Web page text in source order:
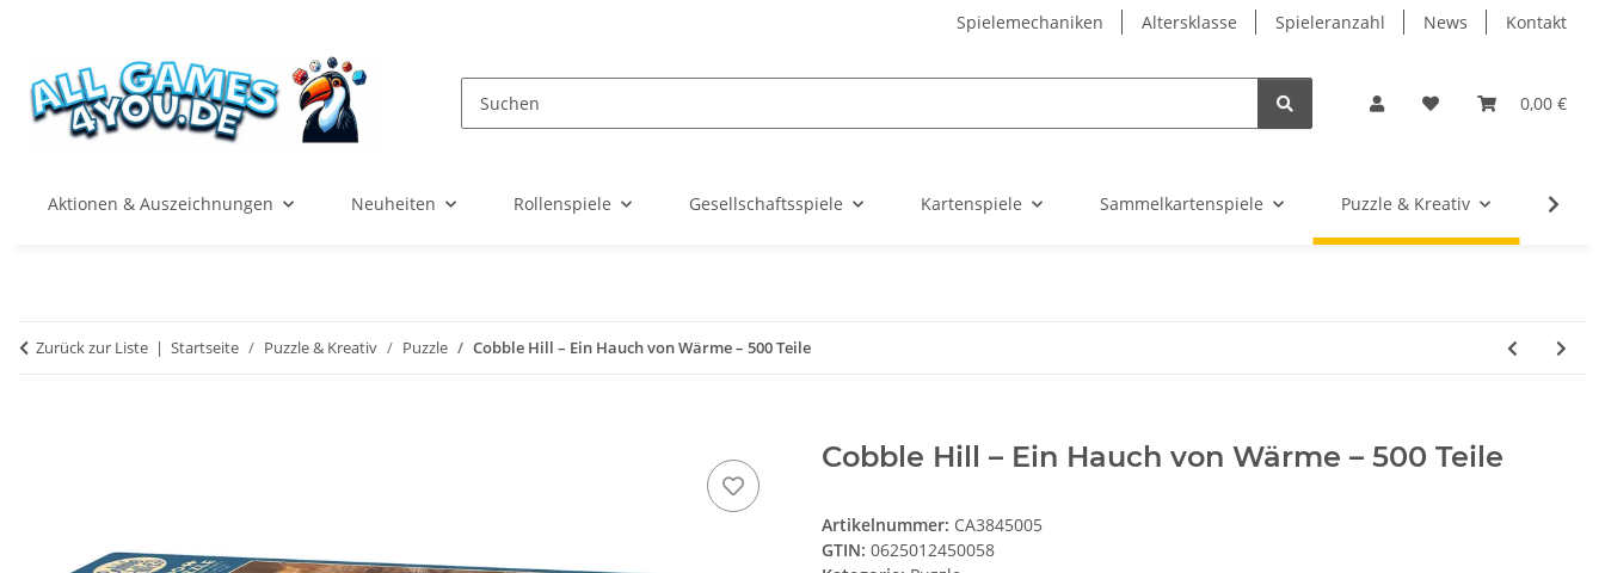
Spielemechaniken Altersklasse Spieleranzahl News Kontakt
0,00 €
Aktionen & Auszeichnungen Neuheiten Rollenspiele Gesellschaftsspiele Kartenspiele Sammelkartenspiele Puzzle & Kreativ
Zurück zur Liste Startseite Puzzle & Kreativ Puzzle Cobble Hill – Ein Hauch von Wärme – 500 Teile
Cobble Hill – Ein Hauch von Wärme – 500 Teile
Artikelnummer: CA3845005
GTIN: 0625012450058